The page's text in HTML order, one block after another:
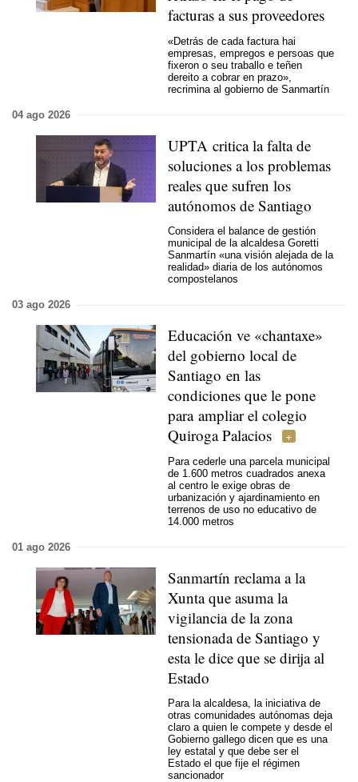
facturas a sus proveedores
«Detrás de cada factura hai
empresas, empregos e persoas que
fixeron o seu traballo e teñen
dereito a cobrar en prazo»,
recrimina al gobierno de Sanmartín
04 ago 2026
UPTA critica la falta de
soluciones a los problemas
reales que sufren los
autónomos de Santiago
Considera el balance de gestión
municipal de la alcaldesa Goretti
Sanmartín «una visión alejada de la
realidad» diaria de los autónomos
compostelanos
03 ago 2026
Educación ve «chantaxe»
del gobierno local de
Santiago en las
condiciones que le pone
para ampliar el colegio
Quiroga Palacios
Para cederle una parcela municipal
de 1.600 metros cuadrados anexa
al centro le exige obras de
urbanización y ajardinamiento en
terrenos de uso no educativo de
14.000 metros
01 ago 2026
Sanmartín reclama a la
Xunta que asuma la
vigilancia de la zona
tensionada de Santiago y
esta le dice que se dirija al
Estado
Para la alcaldesa, la iniciativa de
otras comunidades autónomas deja
claro a quien le compete y desde el
Gobierno gallego dicen que es una
ley estatal y que debe ser el
Estado el que fije el régimen
sancionador